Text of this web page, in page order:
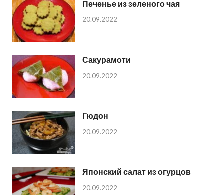
Печенье из зеленого чая
20.09.2022
Сакурамоти
20.09.2022
Гюдон
20.09.2022
Японский салат из огурцов
20.09.2022